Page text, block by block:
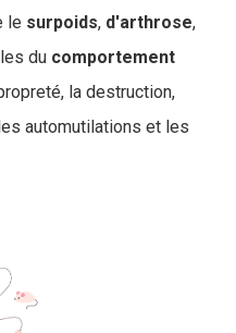
le surpoids, d'arthrose,
du comportement
la destruction,
automutilations et les